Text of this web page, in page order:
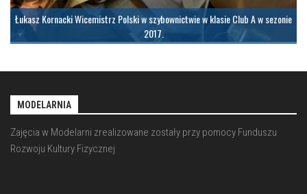
Łukasz Kornacki Wicemistrz Polski w szybownictwie w klasie Club A w sezonie
2017.
MODELARNIA
Zajęcia w Modelarni zrealizowane zostały przy pomocy Funduszu
Rozwoju Kultury Fizycznej